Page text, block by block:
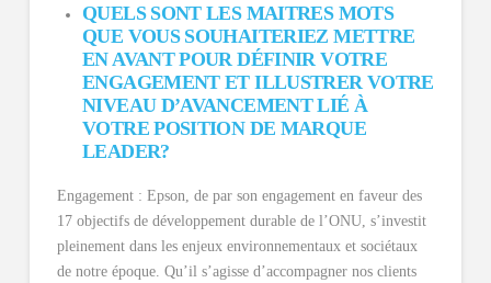
QUELS SONT LES MAITRES MOTS
QUE VOUS SOUHAITERIEZ METTRE
EN AVANT POUR DÉFINIR VOTRE
ENGAGEMENT ET ILLUSTRER VOTRE
NIVEAU D’AVANCEMENT LIÉ À
VOTRE POSITION DE MARQUE
LEADER?
Engagement : Epson, de par son engagement en faveur des
17 objectifs de développement durable de l’ONU, s’investit
pleinement dans les enjeux environnementaux et sociétaux
de notre époque. Qu’il s’agisse d’accompagner nos clients